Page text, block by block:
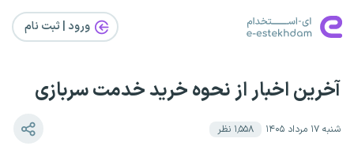
ورود | ثبت‌ نام
آخرین اخبار از نحوه خرید خدمت سربازی
شنبه ۱۷ مرداد ۱۴۰۵ ۱٬۵۵۸ نظر